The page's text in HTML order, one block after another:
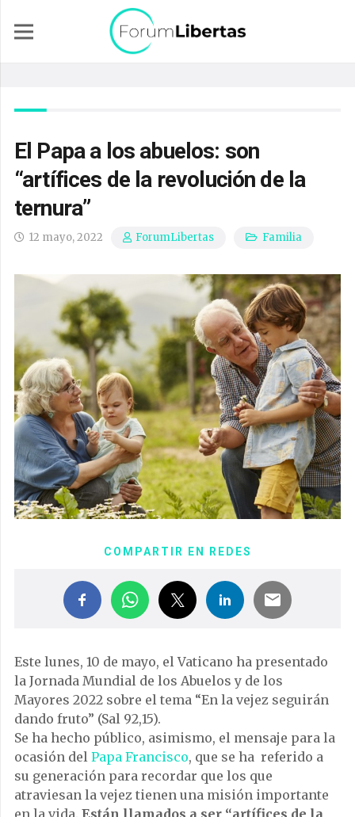
El Papa a los abuelos: son
“artífices de la revolución de la
ternura”
12 mayo, 2022 ForumLibertas Familia
COMPARTIR EN REDES
Este lunes, 10 de mayo, el Vaticano ha presentado
la Jornada Mundial de los Abuelos y de los
Mayores 2022 sobre el tema “En la vejez seguirán
dando fruto” (Sal 92,15).
Se ha hecho público, asimismo, el mensaje para la
ocasión del Papa Francisco, que se ha referido a
su generación para recordar que los que
atraviesan la vejez tienen una misión importante
en la vida. Están llamados a ser “artífices de la